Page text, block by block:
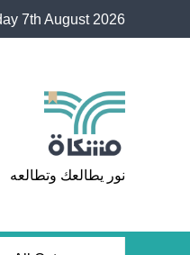
7th August 2026
مشكاة
نور يطالعك وتطالعه